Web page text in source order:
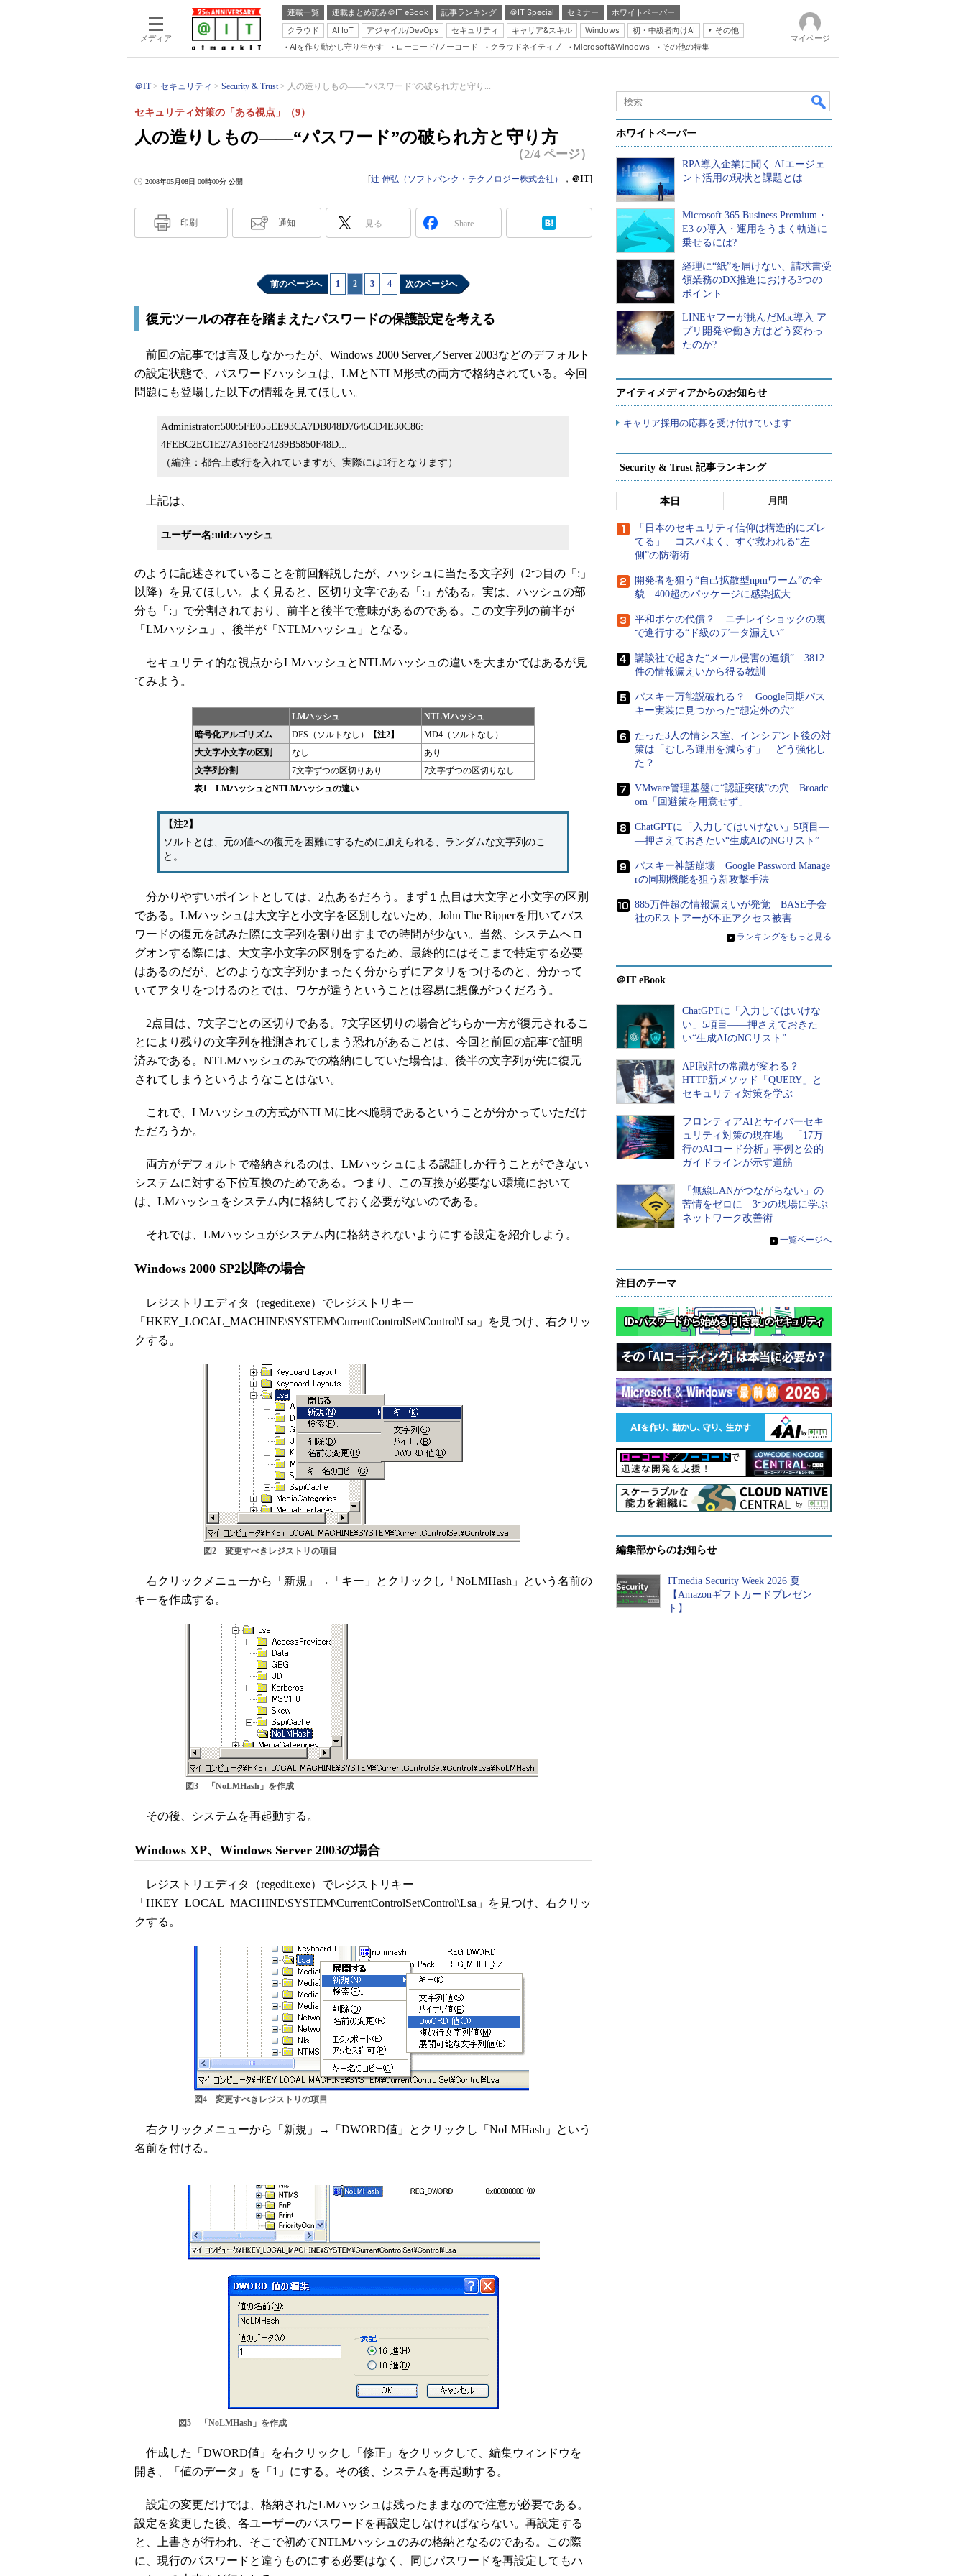
メディア
連載一覧 連載まとめ読み＠IT eBook 記事ランキング ＠IT Special セミナー
ホワイトペーパー
クラウド
AI IoT アジャイル/DevOps セキュリティ キャリア&スキル Windows 初・中級者向けAI
その他
Server & Storage
Database Expert
Master of IP Network
Security & Trust
AIを作り動かし守り生かす ローコード/ノーコード クラウドネイティブ Microsoft&Windows その他の特集
マイページ
＠IT セキュリティ Security & Trust 人の造りしもの――“パスワード”の破られ方と守り...
人の造りしもの――“パスワード”の破られ方と守り方
セキュリティ対策の「ある視点」（9）
（2/4 ページ）
2008年05月08日 00時00分 公開 [辻 伸弘（ソフトバンク・テクノロジー株式会社） ， ＠IT]
印刷 通知 見る Share
前のページへ 1 2 3 4 次のページへ
復元ツールの存在を踏まえたパスワードの保護設定を考える
前回の記事では言及しなかったが、Windows 2000 Server／Server 2003などのデフォルト
の設定状態で、パスワードハッシュは、LMとNTLM形式の両方で格納されている。今回
問題にも登場した以下の情報を見てほしい。
Administrator:500:5FE055EE93CA7DB048D7645CD4E30C86:
4FEBC2EC1E27A3168F24289B5850F48D:::
（編注：都合上改行を入れていますが、実際には1行となります）
上記は、
ユーザー名:uid:ハッシュ
のように記述されていることを前回解説したが、ハッシュに当たる文字列（2つ目の「:」
以降）を見てほしい。よく見ると、区切り文字である「:」がある。実は、ハッシュの部
分も「:」で分割されており、前半と後半で意味があるのである。この文字列の前半が
「LMハッシュ」、後半が「NTLMハッシュ」となる。
セキュリティ的な視点からLMハッシュとNTLMハッシュの違いを大まかではあるが見
てみよう。
LMハッシュ
NTLMハッシュ
暗号化アルゴリズム
DES（ソルトなし） 【注2】
MD4（ソルトなし）
大文字小文字の区別
なし
あり
文字列分割
7文字ずつの区切りあり
7文字ずつの区切りなし
表1 LMハッシュとNTLMハッシュの違い
【注2】
ソルトとは、元の値への復元を困難にするために加えられる、ランダムな文字列のこ
と。
分かりやすいポイントとしては、2点あるだろう。まず１点目は大文字と小文字の区別
である。LMハッシュは大文字と小文字を区別しないため、John The Ripperを用いてパス
ワードの復元を試みた際に文字列を割り出すまでの時間が少ない。当然、システムへロ
グオンする際には、大文字小文字の区別をするため、最終的にはそこまで特定する必要
はあるのだが、どのような文字列かまったく分からずにアタリをつけるのと、分かって
いてアタリをつけるのとでは、ワケが違うということは容易に想像がつくだろう。
2点目は、7文字ごとの区切りである。7文字区切りの場合どちらか一方が復元されるこ
とにより残りの文字列を推測されてしまう恐れがあることは、今回と前回の記事で証明
済みである。NTLMハッシュのみでの格納にしていた場合は、後半の文字列が先に復元
されてしまうというようなことはない。
これで、LMハッシュの方式がNTLMに比べ脆弱であるということが分かっていただけ
ただろうか。
両方がデフォルトで格納されるのは、LMハッシュによる認証しか行うことができない
システムに対する下位互換のためである。つまり、この互換が必要ない環境において
は、LMハッシュをシステム内に格納しておく必要がないのである。
それでは、LMハッシュがシステム内に格納されないようにする設定を紹介しよう。
Windows 2000 SP2以降の場合
レジストリエディタ（regedit.exe）でレジストリキー
「HKEY_LOCAL_MACHINE\SYSTEM\CurrentControlSet\Control\Lsa」を見つけ、右クリッ
クする。
図2 変更すべきレジストリの項目
右クリックメニューから「新規」→「キー」とクリックし「NoLMHash」という名前の
キーを作成する。
図3 「NoLMHash」を作成
その後、システムを再起動する。
Windows XP、Windows Server 2003の場合
レジストリエディタ（regedit.exe）でレジストリキー
「HKEY_LOCAL_MACHINE\SYSTEM\CurrentControlSet\Control\Lsa」を見つけ、右クリッ
クする。
図4 変更すべきレジストリの項目
右クリックメニューから「新規」→「DWORD値」とクリックし「NoLMHash」という
名前を付ける。
図5 「NoLMHash」を作成
作成した「DWORD値」を右クリックし「修正」をクリックして、編集ウィンドウを
開き、「値のデータ」を「1」にする。その後、システムを再起動する。
設定の変更だけでは、格納されたLMハッシュは残ったままなので注意が必要である。
設定を変更した後、各ユーザーのパスワードを再設定しなければならない。再設定する
と、上書きが行われ、そこで初めてNTLMハッシュのみの格納となるのである。この際
に、現行のパスワードと違うものにする必要はなく、同じパスワードを再設定してもハ
ホワイトペーパー
RPA導入企業に聞く AIエージェ
ント活用の現状と課題とは
Microsoft 365 Business Premium・
E3 の導入・運用をうまく軌道に
乗せるには?
経理に“紙”を届けない、請求書受
領業務のDX推進における3つの
ポイント
LINEヤフーが挑んだMac導入 ア
プリ開発や働き方はどう変わっ
たのか?
アイティメディアからのお知らせ
キャリア採用の応募を受け付けています
Security & Trust 記事ランキング
本日 月間
「日本のセキュリティ信仰は構造的にズレ
てる」 コスパよく、すぐ救われる“左
側”の防衛術
開発者を狙う“自己拡散型npmワーム”の全
貌 400超のパッケージに感染拡大
平和ボケの代償？ ニチレイショックの裏
で進行する“ド級のデータ漏えい”
講談社で起きた“メール侵害の連鎖” 3812
件の情報漏えいから得る教訓
パスキー万能説破れる？ Google同期パス
キー実装に見つかった“想定外の穴”
たった3人の情シス室、インシデント後の対
策は「むしろ運用を減らす」 どう強化し
た？
VMware管理基盤に“認証突破”の穴 Broadc
om「回避策を用意せず」
ChatGPTに「入力してはいけない」5項目―
―押さえておきたい“生成AIのNGリスト”
パスキー神話崩壊 Google Password Manage
rの同期機能を狙う新攻撃手法
885万件超の情報漏えいが発覚 BASE子会
社のEストアーが不正アクセス被害
» ランキングをもっと見る
＠IT eBook
ChatGPTに「入力してはいけな
い」5項目――押さえておきた
い“生成AIのNGリスト”
API設計の常識が変わる？
HTTP新メソッド「QUERY」と
セキュリティ対策を学ぶ
フロンティアAIとサイバーセキ
ュリティ対策の現在地 「17万
行のAIコード分析」事例と公的
ガイドラインが示す道筋
「無線LANがつながらない」の
苦情をゼロに 3つの現場に学ぶ
ネットワーク改善術
» 一覧ページへ
注目のテーマ
編集部からのお知らせ
ITmedia Security Week 2026 夏
【Amazonギフトカードプレゼン
ト】